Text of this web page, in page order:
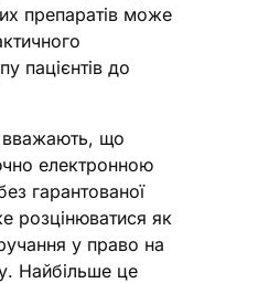
препаратів може
пацієнтів до
вважають, що
електронною
гарантованої
розцінюватися як
у право на
Найбільше це